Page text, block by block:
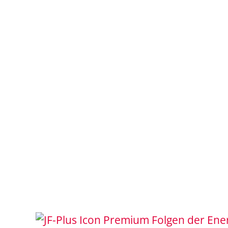
Folgen der